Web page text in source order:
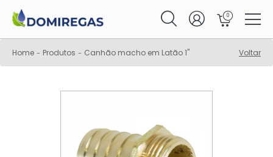
0
Home - Produtos - Canhão macho em Latão 1" Voltar